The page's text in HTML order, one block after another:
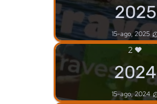
2025
15-ago, 2025
2
2024
15-ago, 2024